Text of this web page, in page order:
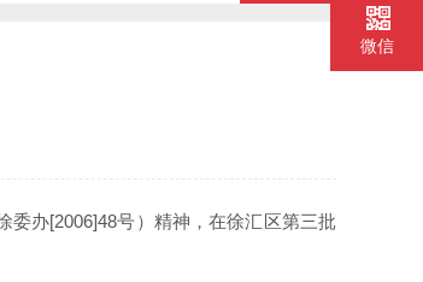
办[2006]48号）精神，在徐汇区第三批
微信